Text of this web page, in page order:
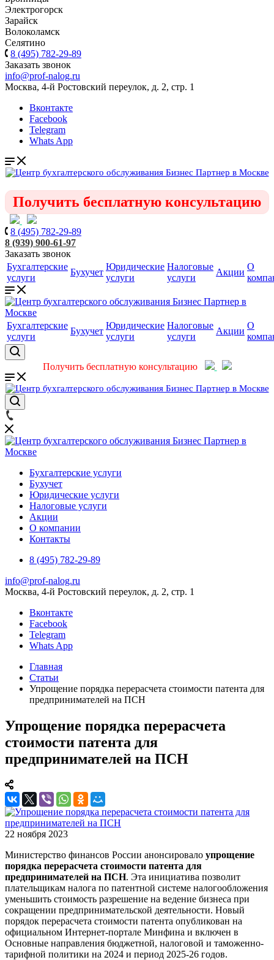
Электрогорск
Зарайск
Волоколамск
Селятино
8 (495) 782-29-89
Заказать звонок
info@prof-nalog.ru
Москва, 4-й Ростовский переулок, д. 2, стр. 1
Вконтакте
Facebook
Telegram
Whats App
Получить бесплатную консультацию
8 (495) 782-29-89
8 (939) 900-61-97
Заказать звонок
Бухгалтерские
услуги
Бухучет
Юридические
услуги
Налоговые
услуги
Акции
О
Бухгалтерские
услуги
Бухучет
Юридические
услуги
Налоговые
услуги
Акции
О
Получить бесплатную консультацию
Бухгалтерские услуги
Бухучет
Юридические услуги
Налоговые услуги
Акции
О компании
Контакты
8 (495) 782-29-89
info@prof-nalog.ru
Москва, 4-й Ростовский переулок, д. 2, стр. 1
Вконтакте
Facebook
Telegram
Whats App
Главная
Статьи
Упрощение порядка перерасчета стоимости патента для
предпринимателей на ПСН
Упрощение порядка перерасчета
стоимости патента для
предпринимателей на ПСН
22 ноября 2023
Министерство финансов России анонсировало упрощение
порядка перерасчета стоимости патента для
предпринимателей на ПСН. Эта инициатива позволит
плательщикам налога по патентной системе налогообложения
уменьшить стоимость разрешение на ведение бизнеса при
сокращении предпринимательской деятельности. Новый
порядок перерасчета стоимости патента опубликован на
официальном Интернет-портале Минфина и включен в
Основные направления бюджетной, налоговой и таможенно-
тарифной политики на 2024 и период 2025-26 годов.